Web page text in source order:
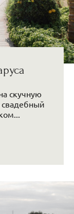
скучную
свадебный